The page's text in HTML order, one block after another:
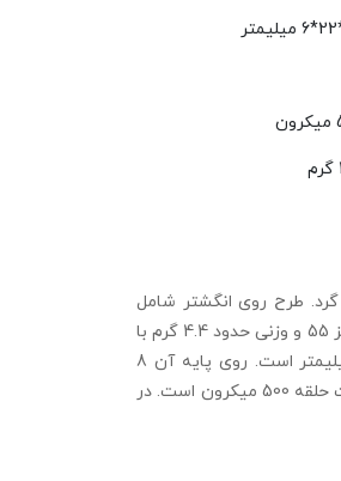
طرح روی انگشتر شامل
شش ضلعی و نگین های گرد است. انگشتر سایز 55 و وزنی حدود 4.4 گرم با
طلای زرد 18 عیار دارد. عرض آن حدود 6.3 میلیمتر است. روی پایه آن 8
نگین گرد به ابعاد 1.8 میلیمتر قرار دارد. ضخامت حلقه 500 میکرون است. در